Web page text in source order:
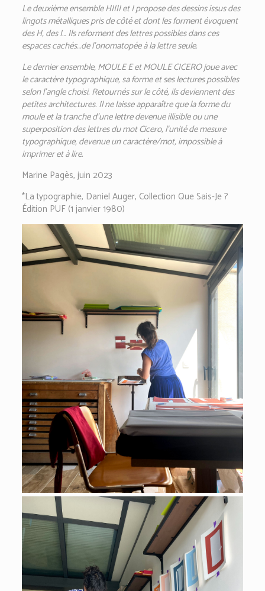
Le deuxième ensemble HIIII et I propose des dessins issus des
lingots métalliques pris de côté et dont les forment évoquent
des H, des I… Ils reforment des lettres possibles dans ces
espaces cachés…de l’onomatopée à la lettre seule.
Le dernier ensemble, MOULE E et MOULE CICERO joue avec
le caractère typographique, sa forme et ses lectures possibles
selon l’angle choisi. Retournés sur le côté, ils deviennent des
petites architectures. Il ne laisse apparaître que la forme du
moule et la tranche d’une lettre devenue illisible ou une
superposition des lettres du mot Cicero, l’unité de mesure
typographique, devenue un caractère/mot, impossible à
imprimer et à lire.
Marine Pagès, juin 2023
*La typographie, Daniel Auger, Collection Que Sais-Je ?
Édition PUF (1 janvier 1980)